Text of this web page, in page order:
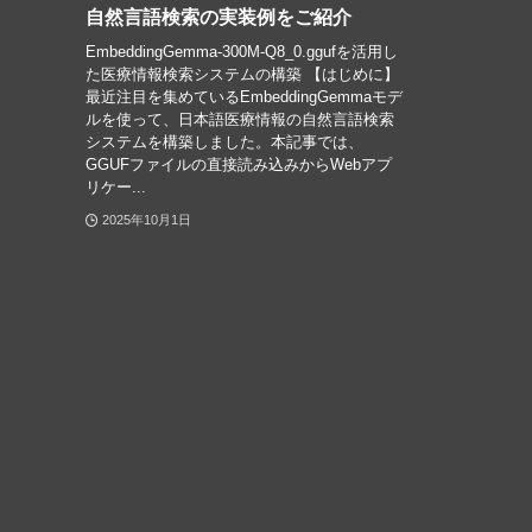
自然言語検索の実装例をご紹介
EmbeddingGemma-300M-Q8_0.ggufを活用し
た医療情報検索システムの構築 【はじめに】
最近注目を集めているEmbeddingGemmaモデ
ルを使って、日本語医療情報の自然言語検索
システムを構築しました。本記事では、
GGUFファイルの直接読み込みからWebアプ
リケー...
2025年10月1日